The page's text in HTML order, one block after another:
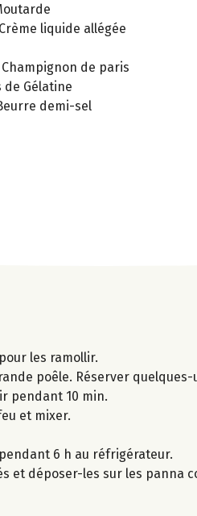
liquide allégée
Champignon de paris
de Gélatine
demi-sel
les ramollir.
poêle. Réserver
pendant 10 min.
et mixer.
6 h au réfrigérateur.
et déposer-les sur les panna